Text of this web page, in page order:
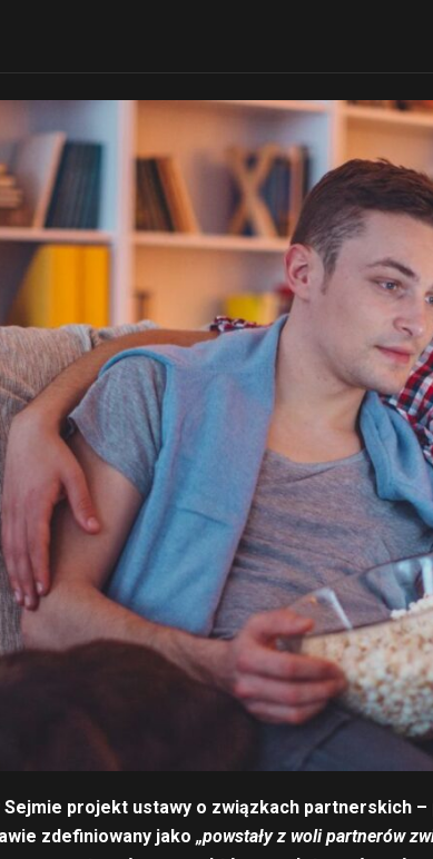
Sejmie projekt ustawy o związkach partnerskich
zdefiniowany jako „powstały z woli partnerów